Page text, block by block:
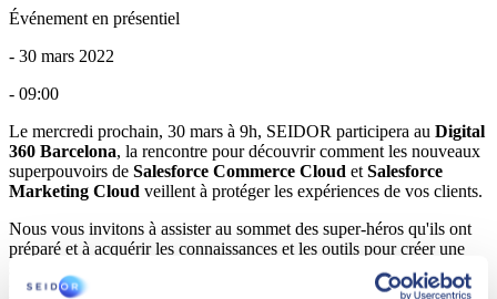
Événement en présentiel
- 30 mars 2022
- 09:00
Le mercredi prochain, 30 mars à 9h, SEIDOR participera au Digital
360 Barcelona, la rencontre pour découvrir comment les nouveaux
superpouvoirs de Salesforce Commerce Cloud et Salesforce
Marketing Cloud veillent à protéger les expériences de vos clients.
Nous vous invitons à assister au sommet des super-héros qu'ils ont
préparé et à acquérir les connaissances et les outils pour créer une
super expérience client avec l'ultrapersonnalisation comme centre de
pouvoir.